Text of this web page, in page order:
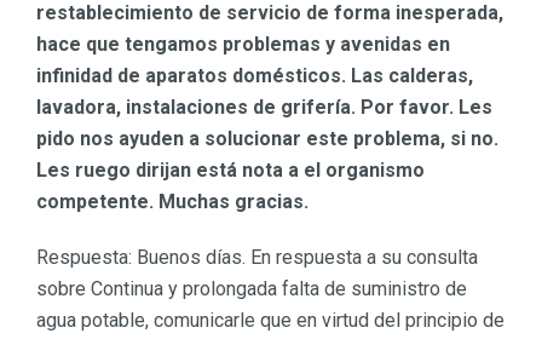
restablecimiento de servicio de forma inesperada,
hace que tengamos problemas y avenidas en
infinidad de aparatos domésticos. Las calderas,
lavadora, instalaciones de grifería. Por favor. Les
pido nos ayuden a solucionar este problema, si no.
Les ruego dirijan está nota a el organismo
competente. Muchas gracias.
Respuesta: Buenos días. En respuesta a su consulta
sobre Continua y prolongada falta de suministro de
agua potable, comunicarle que en virtud del principio de